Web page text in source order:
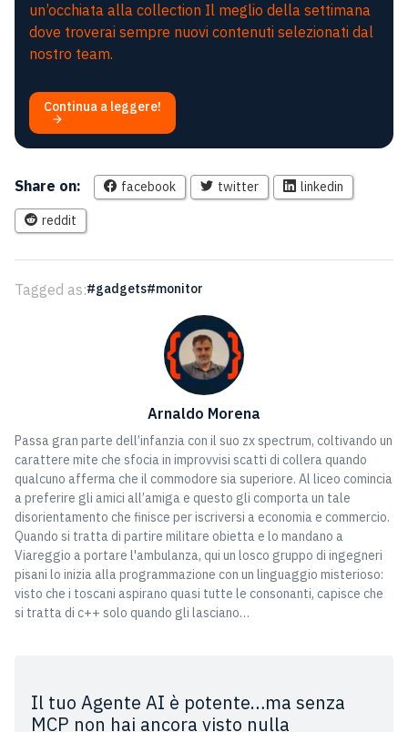
un’occhiata alla collection Il meglio della settimana
dove troverai sempre nuovi contenuti selezionati dal
nostro team.
Continua a leggere!
Share on: facebook twitter linkedin
reddit
Tagged as: gadgets monitor
Arnaldo Morena
Passa gran parte dell’infanzia con il suo zx spectrum, coltivando un
carattere mite che sfocia in improvvisi scatti di collera quando
qualcuno afferma che il commodore sia superiore. Al liceo comincia
a preferire gli amici all’amiga e questo gli comporta un tale
disorientamento che finisce per iscriversi a economia e commercio.
Quando si tratta di partire militare obietta e lo mandano a
Viareggio a portare l'ambulanza, qui un losco gruppo di ingegneri
pisani lo inizia alla programmazione con un linguaggio misterioso:
visto che i toscani aspirano quasi tutte le consonanti, capisce che
si tratta di c++ solo quando gli lasciano…
Il tuo Agente AI è potente…ma senza
MCP non hai ancora visto nulla